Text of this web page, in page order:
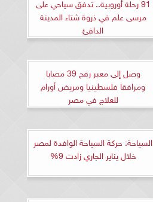
مرسى علم في ذروة شتاء المدينة
الدافئ
وصل إلى معبر رفح 39 مصابا
ومرافقا فلسطينيا ومريض أورام
للعلاج في مصر
السياحة: حركة السياحة الوافدة لمصر
خلال يناير الجاري زادت 9%